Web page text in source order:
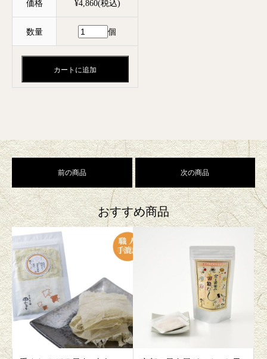
価格 ¥4,860(税込)
数量 個
カートに追加
前の商品 次の商品
おすすめ商品